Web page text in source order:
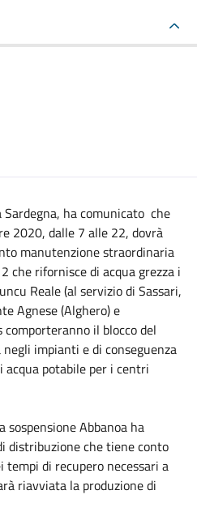
Sardegna, ha comunicato che
2020, dalle 7 alle 22, dovrà
manutenzione straordinaria
che rifornisce di acqua grezza i
Reale (al servizio di Sassari,
Agnese (Alghero) e
comporteranno il blocco del
impianti e di conseguenza
acqua potabile per i centri
Abbanoa ha
distribuzione che tiene conto
di recupero necessari a
riavviata la produzione di